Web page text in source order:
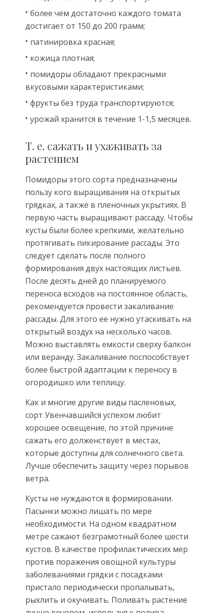
более чем достаточно каждого томата
достигает от 150 до 200 грамм;
патинировка красная;
кожица плотная;
помидоры обладают прекрасными
вкусовыми характеристиками;
фрукты без труда транспортируются;
урожай хранится в течение 1-1,5 месяцев.
Т. е. сажать и ухаживать за
растением
Помидоры этого сорта предназначены
пользу кого выращивания на открытых
грядках, а также в пленочных укрытиях. В
первую часть выращивают рассаду. Чтобы
кусты были более крепкими, желательно
протягивать пикирование рассады. Это
следует сделать после полного
формирования двух настоящих листьев.
После десять дней до планируемого
переноса всходов на постоянное область,
рекомендуется провести закаливание
рассады. Для этого ее нужно утаскивать на
открытый воздух на несколько часов.
Можно выставлять емкости сверху балкон
или веранду. Закаливание поспособствует
более быстрой адаптации к переносу в
огородишко или теплицу.
Как и многие другие виды пасленовых,
сорт Увенчавшийся успехом любит
хорошее освещение, по этой причине
сажать его долженствует в местах,
которые доступны для солнечного света.
Лучше обеспечить защиту через порывов
ветра.
Кусты не нуждаются в формировании.
Пасынки можно лишать по мере
необходимости. На одном квадратном
метре сажают безграмотный более шести
кустов. В качестве профилактических мер
против поражения овощной культуры
заболеваниями грядки с посадками
пристало периодически пропалывать,
рыхлить и окучивать. Поливать растение